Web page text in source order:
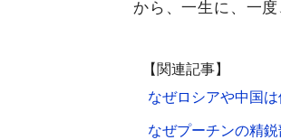
から、一生に、一
【関連記事】
なぜロシアや中国
なぜプーチンの精